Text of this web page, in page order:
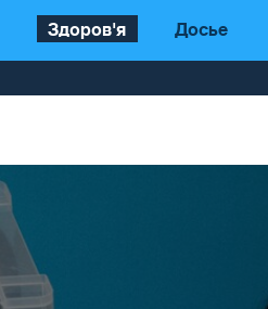
Здоров'я Досье